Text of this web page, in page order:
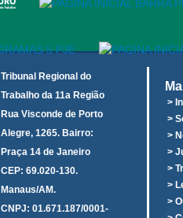
Tribunal Regional do
Trabalho da 11a Região
Rua Visconde de Porto
Alegre, 1265. Bairro:
Praça 14 de Janeiro
CEP: 69.020-130.
Manaus/AM.
CNPJ: 01.671.187/0001-
>
>
>
>
>
>
>